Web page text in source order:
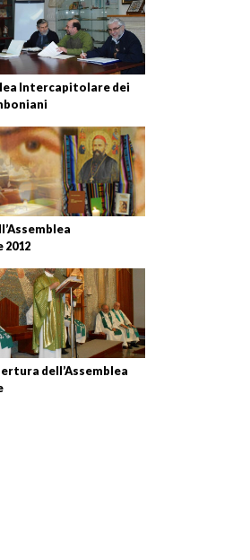
Intercapitolare dei
dell’Assemblea